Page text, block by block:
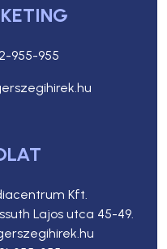
955-955
Kft.
Lajos utca 45-49.